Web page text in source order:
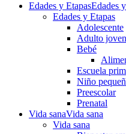
Edades y EtapasEdades
Edades y Etapas
Adolescente
Adulto joven
Bebé
Escuela
Niño
Preescolar
Prenatal
Vida sanaVida sana
Vida sana